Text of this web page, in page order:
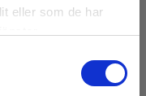
eller som de har
och